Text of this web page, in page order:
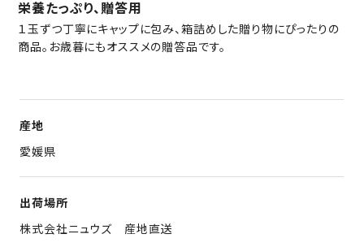
栄養たっぷり、贈答用
１玉ずつ丁寧にキャップに包み、箱詰めした贈り物にぴったりの
商品。お歳暮にもオススメの贈答品です。
産地
愛媛県
出荷場所
株式会社ニュウズ 産地直送